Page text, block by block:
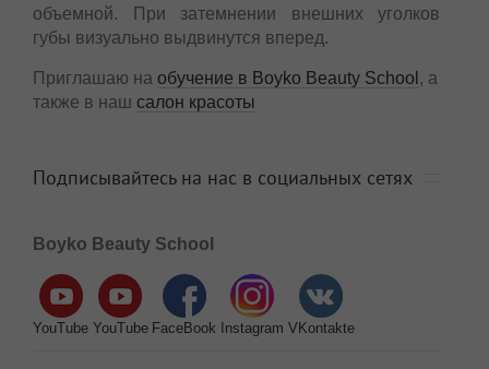
объемной. При затемнении внешних уголков
губы визуально выдвинутся вперед.
Приглашаю на обучение в Boyko Beauty School , а
также в наш салон красоты
Подписывайтесь на нас в социальных сетях
Boyko Beauty School
YouTube YouTube FaceBook Instagram VKontakte